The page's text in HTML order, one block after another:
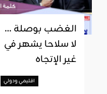
الغضب بوصلة …
لا سلاحا يشهر في
غير الإتجاه
اقليمي ودولي